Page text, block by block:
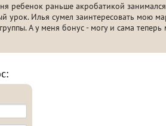
ребенок раньше акробатикой
урок. Илья сумел заинтересовать мою
А у меня бонус - могу и сама теперь